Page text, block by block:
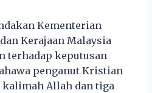
Kementerian
Kerajaan Malaysia
terhadap keputusan
penganut Kristian
Allah dan tiga